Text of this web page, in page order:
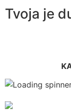
Tvoja je